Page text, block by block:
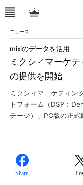
ニュース
ミクシィマーケ
の提供を開始
mixiのデータを活用
ミクシィマーケティン
トフォーム（DSP：
テージ）」PC版の正式
Share